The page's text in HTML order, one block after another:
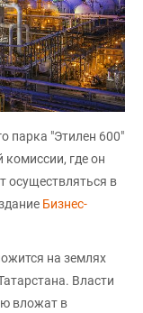
парка "Этилен 600"
комиссии, где он
осуществляться в
Бизнес-
на землях
Власти
вложат в